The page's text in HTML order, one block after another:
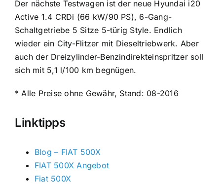
Der nächste Testwagen ist der neue Hyundai i20
Active 1.4 CRDi (66 kW/90 PS), 6-Gang-
Schaltgetriebe 5 Sitze 5-türig Style. Endlich
wieder ein City-Flitzer mit Dieseltriebwerk. Aber
auch der Dreizylinder-Benzindirekteinspritzer soll
sich mit 5,1 l/100 km begnügen.
* Alle Preise ohne Gewähr, Stand: 08-2016
Linktipps
Blog – FIAT 500X
FIAT 500X Angebot
Fiat 500X